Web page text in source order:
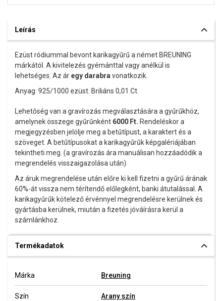
Leírás
Ezüst ródiummal bevont karikagyűrű a német BREUNING
márkától. A kivitelezés gyémánttal vagy anélkül is
lehetséges. Az ár egy darabra vonatkozik.
Anyag: 925/1000 ezüst. Briliáns 0,01 Ct.
Lehetőség van a gravírozás megválasztására a gyűrűkhöz,
amelynek összege gyűrűnként 6000 Ft. Rendeléskor a
megjegyzésben jelölje meg a betűtípust, a karaktert és a
szöveget. A betűtípusokat a karikagyűrűk képgalériájában
tekintheti meg. (a gravírozás ára manuálisan hozzáadódik a
megrendelés visszaigazolása után)
Az áruk megrendelése után előre ki kell fizetni a gyűrű árának
60%-át vissza nem térítendő előlegként, banki átutalással. A
karikagyűrűk kötelező érvénnyel megrendelésre kerülnek és
gyártásba kerülnek, miután a fizetés jóváírásra kerül a
számlánkhoz.
Termékadatok
Márka Breuning
Szín Arany szín